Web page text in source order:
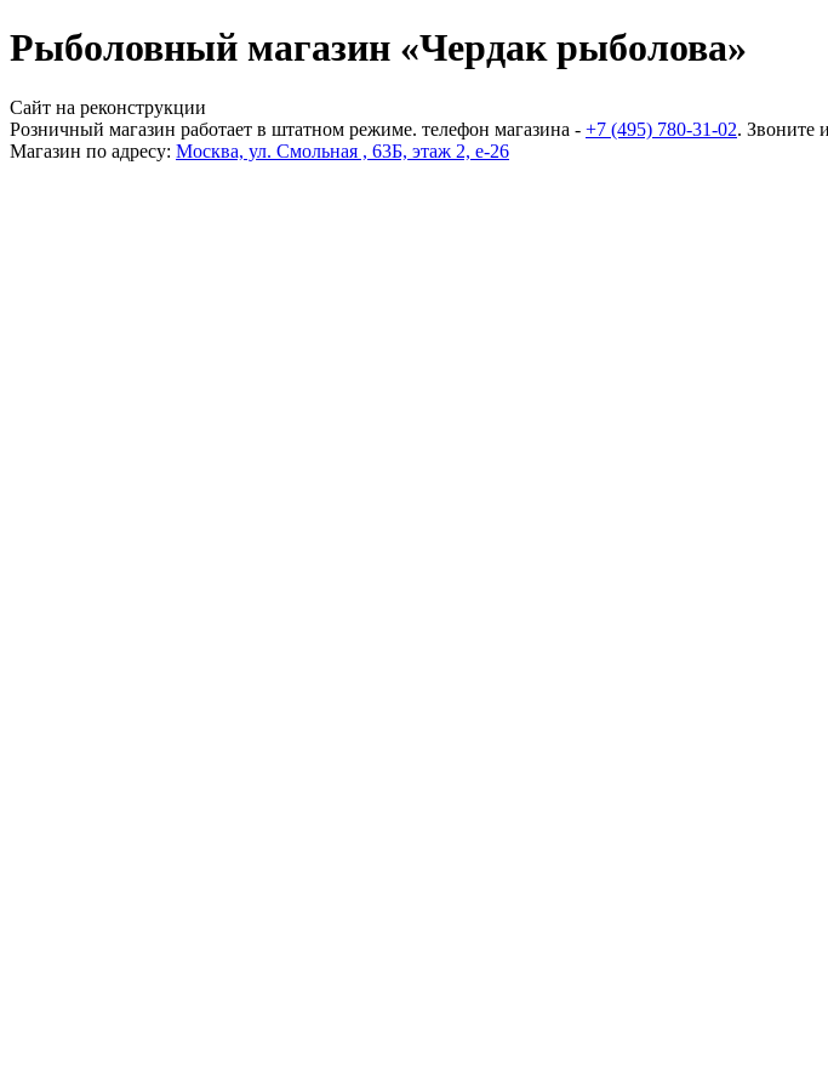
Рыболовный магазин «Чердак рыболова»
Сайт на реконструкции
Розничный магазин работает в штатном режиме. телефон магазина - +7 (495) 780-31-02. Звоните
Магазин по адресу: Москва, ул. Смольная , 63Б, этаж 2, е-26